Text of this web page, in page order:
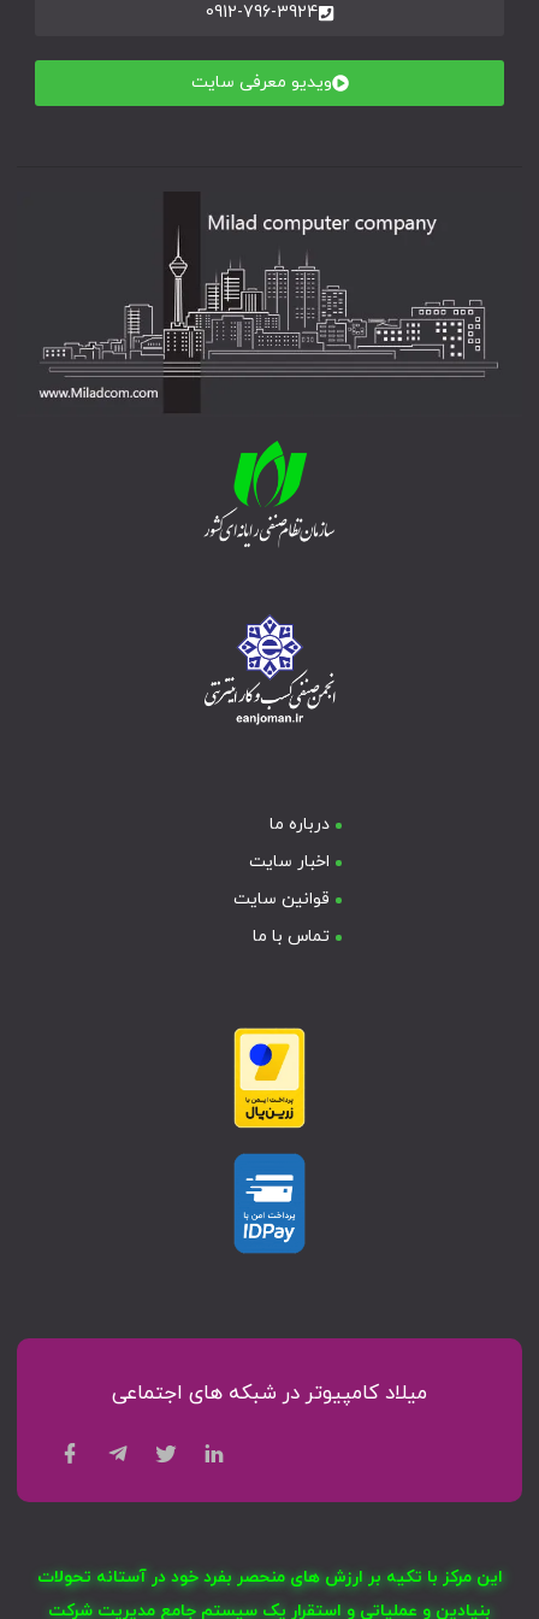
0912-796-3924
ویدیو معرفی سایت
درباره ما
اخبار سایت
قوانین سایت
تماس با ما
میلاد کامپیوتر در شبکه های اجتماعی
این مرکز با تکیه بر ارزش های منحصر بفرد خود در آستانه تحولات
بنیادین و عملیاتی و استقرار یک سیستم جامع مدیریت شرکت